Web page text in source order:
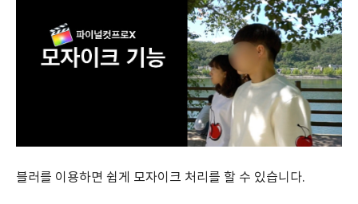
블러를 이용하면 쉽게 모자이크 처리를 할 수 있습니다.